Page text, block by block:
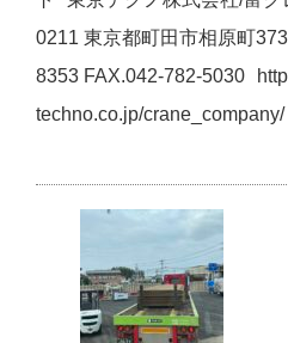
0211 東京都町⽥市相原町
8353 FAX.042-782-5030
techno.co.jp/crane_company/